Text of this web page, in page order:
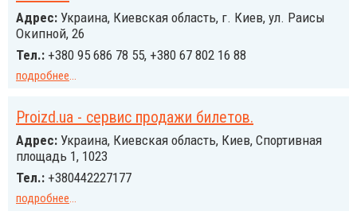
Адрес: Украина, Киевская область, г. Киев, ул. Раисы
Окипной, 26
Тел.: +380 95 686 78 55, +380 67 802 16 88
подробнее...
Proizd.ua - сервис продажи билетов.
Адрес: Украина, Киевская область, Киев, Спортивная
площадь 1, 1023
Тел.: +380442227177
подробнее...